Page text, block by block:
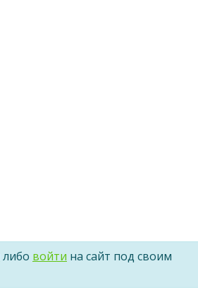
либо войти на сайт под своим